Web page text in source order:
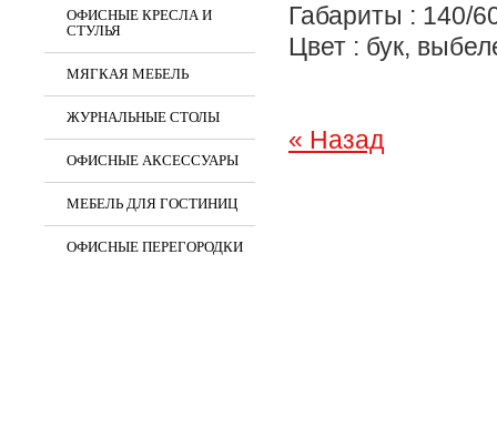
Габариты : 140/
Цвет : бук,
« Назад
ОФИСНЫЕ КРЕСЛА И
СТУЛЬЯ
МЯГКАЯ МЕБЕЛЬ
ЖУРНАЛЬНЫЕ СТОЛЫ
ОФИСНЫЕ АКСЕССУАРЫ
МЕБЕЛЬ ДЛЯ ГОСТИНИЦ
ОФИСНЫЕ ПЕРЕГОРОДКИ